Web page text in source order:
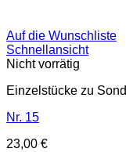
Auf die Wunschliste
Schnellansicht
Nicht vorrätig
Einzelstücke zu
Nr. 15
23,00 €